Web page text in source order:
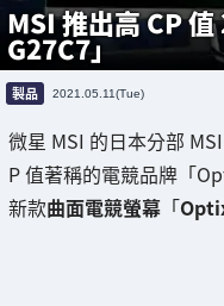
MSI 推出高 CP
G27C7」
製品 2021.05.11(Tue)
微星 MSI 的日本分部
P 值著稱的電競品牌「
新款曲面電競螢幕 「